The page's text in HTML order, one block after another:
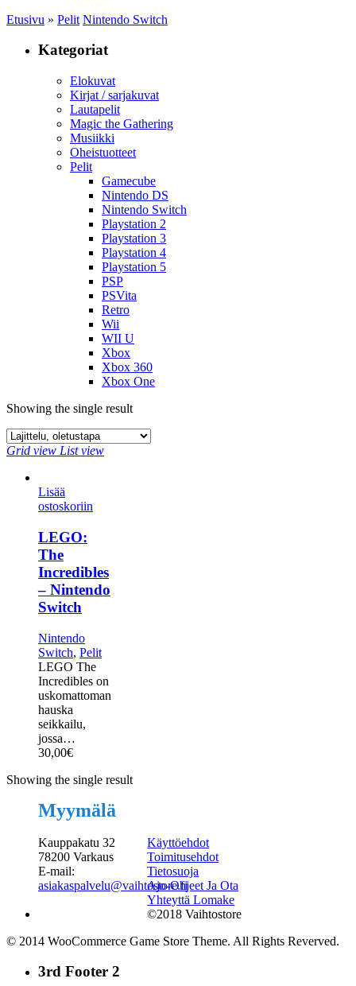
Etusivu » Pelit Nintendo Switch
Kategoriat
Elokuvat
Kirjat / sarjakuvat
Lautapelit
Magic the Gathering
Musiikki
Oheistuotteet
Pelit
Gamecube
Nintendo DS
Nintendo Switch
Playstation 2
Playstation 3
Playstation 4
Playstation 5
PSP
PSVita
Retro
Wii
WII U
Xbox
Xbox 360
Xbox One
Showing the single result
Grid view List view
Lisää
ostoskoriin
LEGO:
The
Incredibles
– Nintendo
Switch
Nintendo
Switch, Pelit
LEGO The
Incredibles on
uskomattoman
hauska
seikkailu,
jossa…
30,00€
Showing the single result
Myymälä
Kauppakatu 32
78200 Varkaus
E-mail:
asiakaspalvelu@vaihtostore.fi
Käyttöehdot
Toimitusehdot
Tietosuoja
Ajo-Ohjeet Ja Ota
Yhteyttä Lomake
©2018 Vaihtostore
© 2014 WooCommerce Game Store Theme. All Rights Reverved.
3rd Footer 2